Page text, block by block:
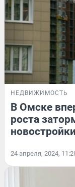
НЕДВИЖИМОСТЬ
В Омске
роста
новостройки
24 апреля, 2024,